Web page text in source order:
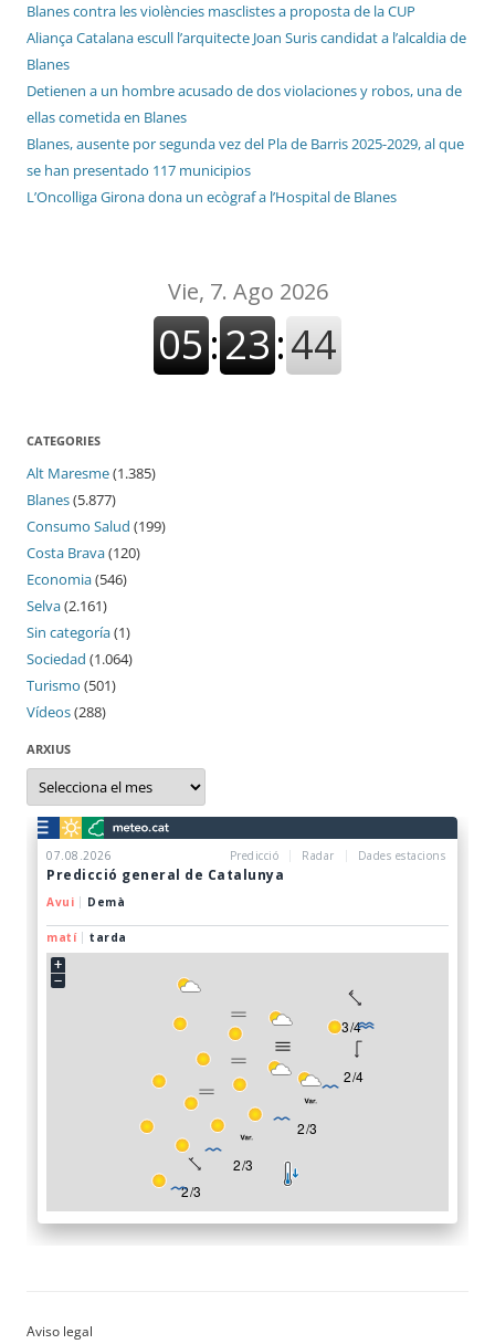
Blanes contra les violències masclistes a proposta de la CUP
Aliança Catalana escull l’arquitecte Joan Suris candidat a l’alcaldia de
Blanes
Detienen a un hombre acusado de dos violaciones y robos, una de
ellas cometida en Blanes
Blanes, ausente por segunda vez del Pla de Barris 2025-2029, al que
se han presentado 117 municipios
L’Oncolliga Girona dona un ecògraf a l’Hospital de Blanes
CATEGORIES
Alt Maresme(1.385)
Blanes(5.877)
Consumo Salud (199)
Costa Brava(120)
Economia(546)
Selva(2.161)
Sin categoría(1)
Sociedad (1.064)
Turismo (501)
Vídeos(288)
ARXIUS
Arxius